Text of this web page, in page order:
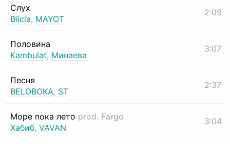
Слух
Biicla, MAYOT
2:09
Половина
Kambulat, Минаева
3:07
Песня
BELOBOKA, ST
2:37
Море пока лето prod. Fargo
Хабиб, VAVAN
3:04